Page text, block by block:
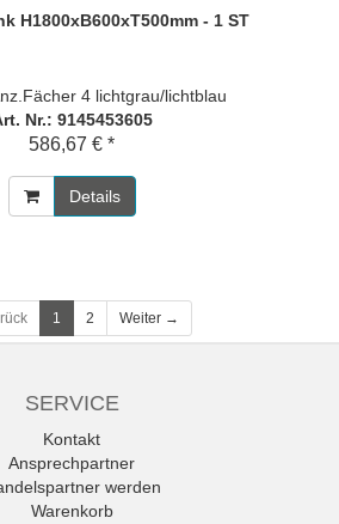
H1800xB600xT500mm - 1 ST
4 lichtgrau/lichtblau
Nr.: 9145453605
586,67 € *
Details
1 2 Weiter →
SERVICE
Kontakt
Ansprechpartner
werden
Warenkorb